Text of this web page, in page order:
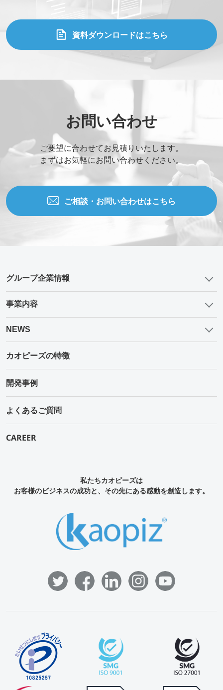
資料ダウンロードはこちら
お問い合わせ
ご要望に合わせてお見積りいたします。
まずはお気軽にお問い合わせください。
ご相談・お問い合わせはこちら
グループ企業情報
事業内容
NEWS
カオピーズの特徴
開発事例
よくあるご質問
CAREER
私たちカオピーズは
お客様のビジネスの成功と、その先にある感動を創造します。